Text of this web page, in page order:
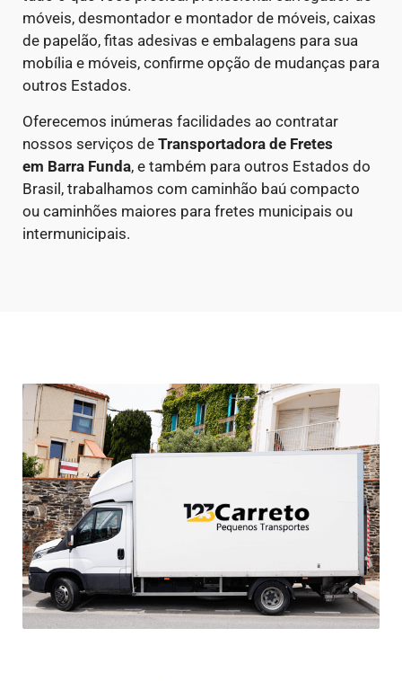
móveis, desmontador e montador de móveis, caixas
de papelão, fitas adesivas e embalagens para sua
mobília e móveis, confirme opção de mudanças para
outros Estados.
Oferecemos inúmeras facilidades ao contratar
nossos serviços de Transportadora de Fretes
em Barra Funda, e também para outros Estados do
Brasil, trabalhamos com caminhão baú compacto
ou caminhões maiores para fretes municipais ou
intermunicipais.